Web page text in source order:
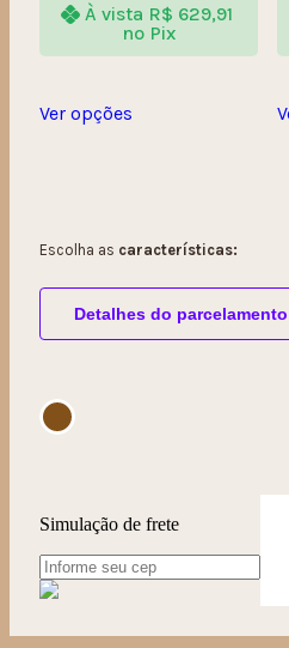
À vista R$ 629,91
no Pix
Ver opções
Escolha as características:
Detalhes do parcelamento
Simulação de frete